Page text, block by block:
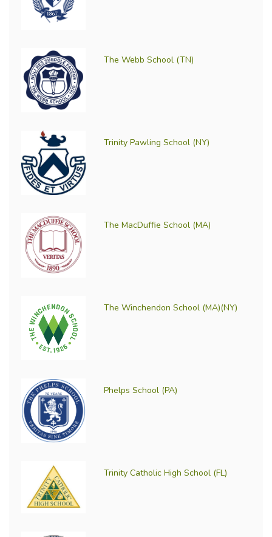
The Webb School (TN)
Trinity Pawling School (NY)
The MacDuffie School (MA)
The Winchendon School (MA)(NY)
Phelps School (PA)
Trinity Catholic High School (FL)